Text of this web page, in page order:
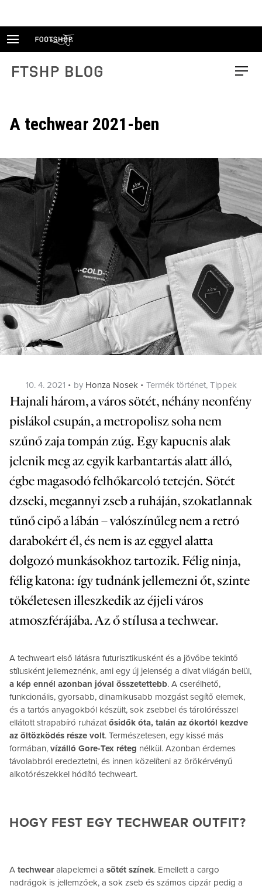
FTSHP blog Menu
A techwear 2021-ben
Posted
on
10. 4. 2021 by Honza Nosek Categories
Termék történet, Tippek
Hajnali három, a város sötét, néhány neonfény
pislákol csupán, a metropolisz soha nem
szűnő zaja tompán zúg. Egy kapucnis alak
jelenik meg az egyik karbantartás alatt álló,
égbe magasodó felhőkarcoló tetején. Sötét
dzseki, megannyi zseb a ruháján, szokatlannak
tűnő cipő a lábán – valószínűleg nem a retró
darabokért él, és nem is az eggyel alatta
dolgozó munkásokhoz tartozik. Félig ninja,
félig katona: így tudnánk jellemezni őt, szinte
tökéletesen illeszkedik az éjjeli város
atmoszférájába. Az ő stílusa a techwear.
A techweart első látásra futurisztikusként és a jövőbe tekintő
stílusként jellemeznénk, ami egy új jelenség a divat világán belül,
a kép ennél azonban jóval összetettebb. A cserélhető,
funkcionális, gyorsabb, dinamikusabb mozgást segítő elemek,
és a tartós anyagokból készült, sok zsebbel és tárolórésszel
ellátott strapabíró ruházat ősidők óta, talán az ókortól kezdve
az öltözködés része volt. Természetesen, egy kissé más
formában, vízálló Gore-Tex réteg nélkül. Azonban érdemes
távolabbról eredeztetni, és innen közelíteni az örökérvényű
alkotórészekkel hódító techweart.
HOGY FEST EGY TECHWEAR OUTFIT?
A techwearalapelemei a sötét színek. Emellett a cargo
nadrágok is jellemzőek, a sok zseb és számos cipzár pedig a